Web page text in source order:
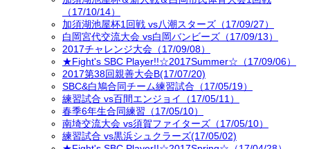
（17/10/14）
加須湖池屋杯1回戦 vs八潮スターズ（17/09/27）
白岡宮代交流大会 vs白岡バンビーズ（17/09/13）
2017チャレンジ大会（17/09/08）
★Fight's SBC Player!!☆2017Summer☆（17/09/06）
2017第38回親善大会B(17/07/20)
SBC&白鳩合同チーム練習試合（17/05/19）
練習試合 vs百間エンジョイ（17/05/11）
春季6年生合同練習（17/05/10）
南埼交流大会 vs須賀ファイターズ（17/05/10）
練習試合 vs黒浜シュクラーズ(17/05/02)